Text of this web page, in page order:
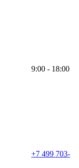
9:00 - 18:00
+7 499 703-